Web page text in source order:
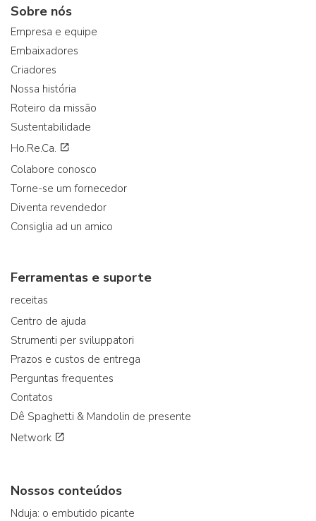
Sobre nós
Empresa e equipe
Embaixadores
Criadores
Nossa história
Roteiro da missão
Sustentabilidade
Ho.Re.Ca.
Colabore conosco
Torne-se um fornecedor
Diventa revendedor
Consiglia ad un amico
Ferramentas e suporte
receitas
Centro de ajuda
Strumenti per sviluppatori
Prazos e custos de entrega
Perguntas frequentes
Contatos
Dê Spaghetti & Mandolin de presente
Network
Nossos conteúdos
Nduja: o embutido picante